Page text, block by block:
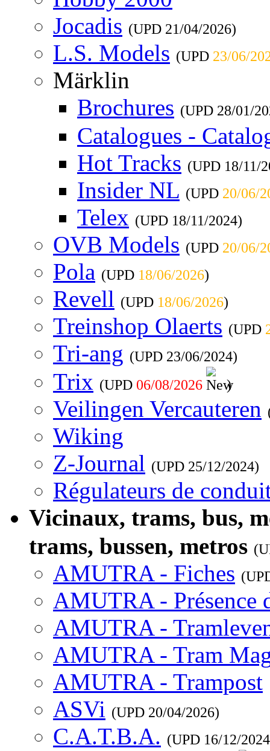
Jocadis (UPD 21/04/2026)
L.S. Models (UPD 23/06/
Märklin
Brochures (UPD 28/01/
Catalogues -
Hot Tracks (UPD 18/11/
Insider NL (UPD 20/06/
Telex (UPD 18/11/2024)
OVB Models (UPD 20/06/
Pola (UPD 18/06/2026)
Revell (UPD 18/06/2026)
Treinshop Olaerts (UPD
Tri-ang (UPD 23/06/2024)
Trix (UPD 06/08/2026 )
Veilingen Vercauteren
Wiking
Z-Journal (UPD 25/12/2024)
Régulateurs de
Vicinaux, trams, bus,
trams, bussen, metros
AMUTRA - Fiches
AMUTRA - Présence
AMUTRA -
AMUTRA - Tram
AMUTRA - Trampost
ASVi (UPD 20/04/2026)
C.A.T.B.A. (UPD 16/12/2024